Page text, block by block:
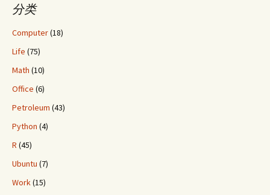
分类
Computer(18)
Life (75)
Math (10)
Office (6)
Petroleum (43)
Python (4)
R (45)
Ubuntu (7)
Work(15)